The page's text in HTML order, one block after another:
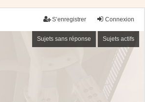
Connexion
S’enregistrer
Sujets sans réponse Sujets actifs